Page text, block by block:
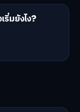
มยังไง?